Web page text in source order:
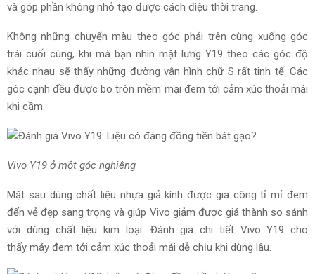
và góp phần không nhỏ tạo được cách điệu thời trang.
Không những chuyển màu theo góc phải trên cùng xuống góc
trái cuối cùng, khi mà bạn nhìn mặt lưng Y19 theo các góc độ
khác nhau sẽ thấy những đường vân hình chữ S rất tinh tế. Các
góc cạnh đều được bo tròn mềm mại đem tới cảm xúc thoải mái
khi cầm.
Vivo Y19 ở một góc nghiêng
Mặt sau dùng chất liệu nhựa giả kính được gia công tỉ mỉđem
đến vẻ đẹp sang trọng và giúp Vivo giảm được giá thành so sánh
với dùng chất liệu kim loại. Đánh giá chi tiết Vivo Y19 cho
thấy máy đem tới cảm xúc thoải mái dễ chịu khi dùng lâu.